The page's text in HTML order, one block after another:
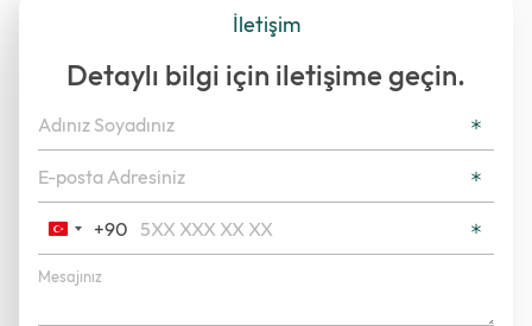
İletişim
Detaylı bilgi için iletişime geçin.
Turkey
+90
+90